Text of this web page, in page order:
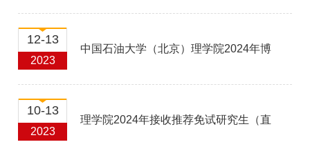
12-13
2023
中国石油大学（北京）理学院2024年博
10-13
2023
理学院2024年接收推荐免试研究生（直